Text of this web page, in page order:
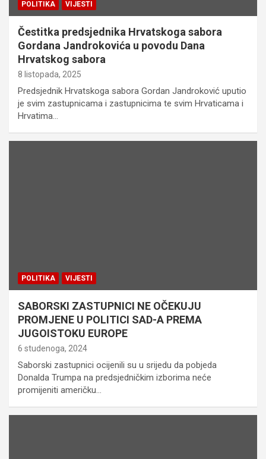
POLITIKA VIJESTI
Čestitka predsjednika Hrvatskoga sabora
Gordana Jandrokovića u povodu Dana
Hrvatskog sabora
8 listopada, 2025
Predsjednik Hrvatskoga sabora Gordan Jandroković uputio
je svim zastupnicama i zastupnicima te svim Hrvaticama i
Hrvatima…
POLITIKA VIJESTI
SABORSKI ZASTUPNICI NE OČEKUJU
PROMJENE U POLITICI SAD-A PREMA
JUGOISTOKU EUROPE
6 studenoga, 2024
Saborski zastupnici ocijenili su u srijedu da pobjeda
Donalda Trumpa na predsjedničkim izborima neće
promijeniti američku…